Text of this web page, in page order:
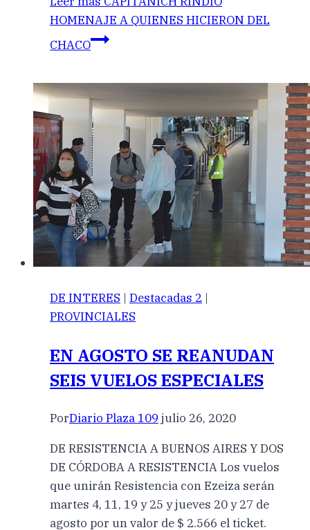
HOMENAJE A QUIENES HICIERON DEL
CHACO
DE INTERES | Destacadas 2 |
PROVINCIALES
EN AGOSTO SE REANUDAN
SEIS VUELOS ESPECIALES
PorDiario Plaza 109 julio 26, 2020
DE RESISTENCIA A BUENOS AIRES Y DOS
DE CÓRDOBA A RESISTENCIA Los vuelos
que unirán Resistencia con Ezeiza serán
martes 4, 11, 19 y 25 y jueves 20 y 27 de
agosto por un valor de $ 2.566 el ticket.